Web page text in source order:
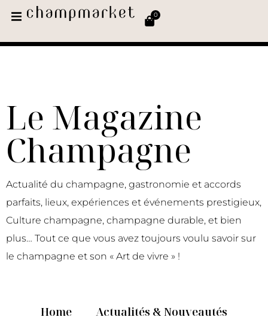
0
Le Magazine
Champagne
Actualité du champagne, gastronomie et accords
parfaits, lieux, expériences et événements prestigieux,
Culture champagne, champagne durable, et bien
plus… Tout ce que vous avez toujours voulu savoir sur
le champagne et son « Art de vivre » !
Home
Actualités & Nouveautés